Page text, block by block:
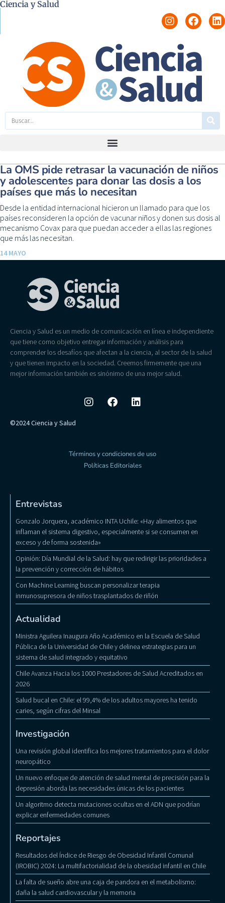
Ciencia y Salud
La OMS pide retrasar la vacunación de niños
y adolescentes para donar las dosis a los
países que más lo necesitan
Desde la entidad internacional hicieron un llamado para que los
países reconsideren la opción de vacunar niños y donen sus dosis al
mecanismo Covax para que puedan acceder a ellas las regiones
que más las necesitan.
14 MAYO
Ciencia y Salud es un medio de comunicación en línea e independiente
que tiene como objetivo entregar información y análisis para
comprender los desafíos que afectan a la ciencia, al sector de la salud
y que tienen impacto en la sociedad. Creemos firmemente que una
mejor información también es sinónimo de una mejor salud.
©2024 Ciencia y Salud
Términos y condiciones de uso
Políticas Editoriales
Entrevistas
Gonzalo Jorquera, académico INTA Uchile: «Hay alimentos que
inflaman el sistema digestivo, especialmente si se consumen en
exceso y de forma sostenida»
Opinión: Día Mundial de la Salud: hay que redirigir las prioridades a
la prevención y corrección de hábitos
Con Machine Learning buscan personalizar terapia
inmunosupresora de niños trasplantados de riñón
Actualidad
Ministra Aguilera Inaugura Año Académico en la Escuela de Salud
Pública de la Universidad de Chile y delinea estrategias para un
sistema de salud integrado y equitativo
Chile Avanza Hacia los 1000 Prestadores de Salud Acreditados en
2026
Salud bucal en Chile: el 99,4% de los adultos mayores ha tenido
caries, según cifras del Minsal
Investigación
Una revisión global identifica los mejores tratamientos para el dolor
neuropático
Un nuevo enfoque de atención de salud mental de precisión para la
depresión aborda las necesidades únicas de los pacientes
Un algoritmo detecta mutaciones ocultas en el ADN que podrían
explicar enfermedades comunes
Reportajes
Resultados del Índice de Riesgo de Obesidad Infantil Comunal
(IROBIC) 2024: La multifactorialidad de la obesidad infantil en Chile
La falta de sueño abre una caja de pandora en el metabolismo:
daña la salud cardiovascular y la memoria